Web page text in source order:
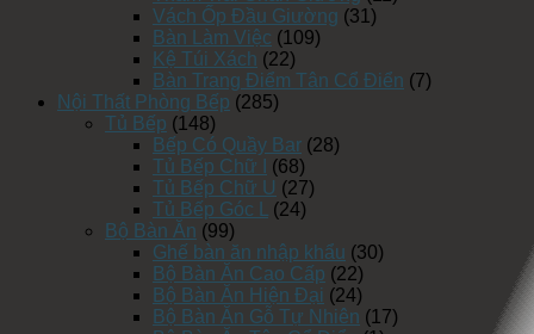
Vách Ốp Đầu Giường (31)
Bàn Làm Việc (109)
Kệ Túi Xách (22)
Bàn Trang Điểm Tân Cổ Điển (7)
Nội Thất Phòng Bếp (285)
Tủ Bếp (148)
Bếp Có Quầy Bar (28)
Tủ Bếp Chữ I
(68)
Tủ Bếp Chữ U (27)
Tủ Bếp Góc L
(24)
Bộ Bàn Ăn (99)
Ghế bàn ăn nhập khẩu (30)
Bộ Bàn Ăn Cao Cấp (22)
Bộ Bàn Ăn Hiện Đại (24)
Bộ Bàn Ăn Gỗ Tự Nhiên (17)